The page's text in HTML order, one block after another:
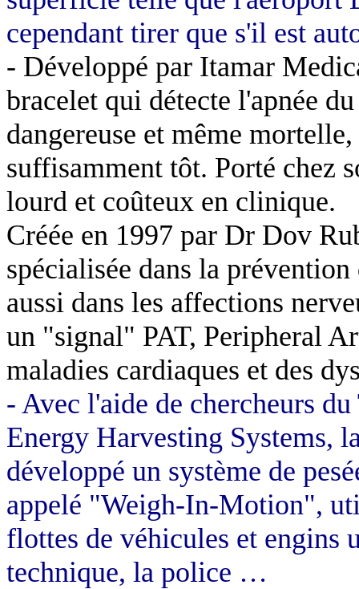
cependant tirer que s'il est
- Développé par Itamar
bracelet qui détecte l'apnée
dangereuse et même
suffisamment tôt. Porté chez
lourd et coûteux en clinique.
Créée en 1997 par Dr Dov
spécialisée dans la
aussi dans les affections
un "signal" PAT, Peripheral
maladies cardiaques et des
- Avec l'aide de chercheurs
Energy Harvesting Systems,
développé un système de
appelé "Weigh-In-Motion",
flottes de véhicules et engins
technique, la police …